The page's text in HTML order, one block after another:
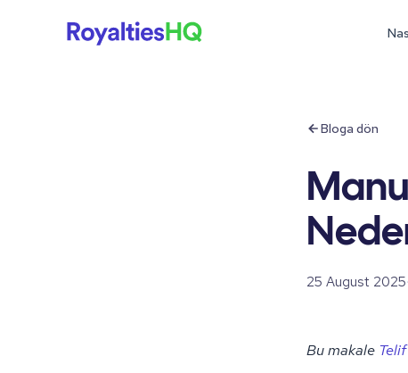
Bloga dön
25 August 2025·
Bu makale